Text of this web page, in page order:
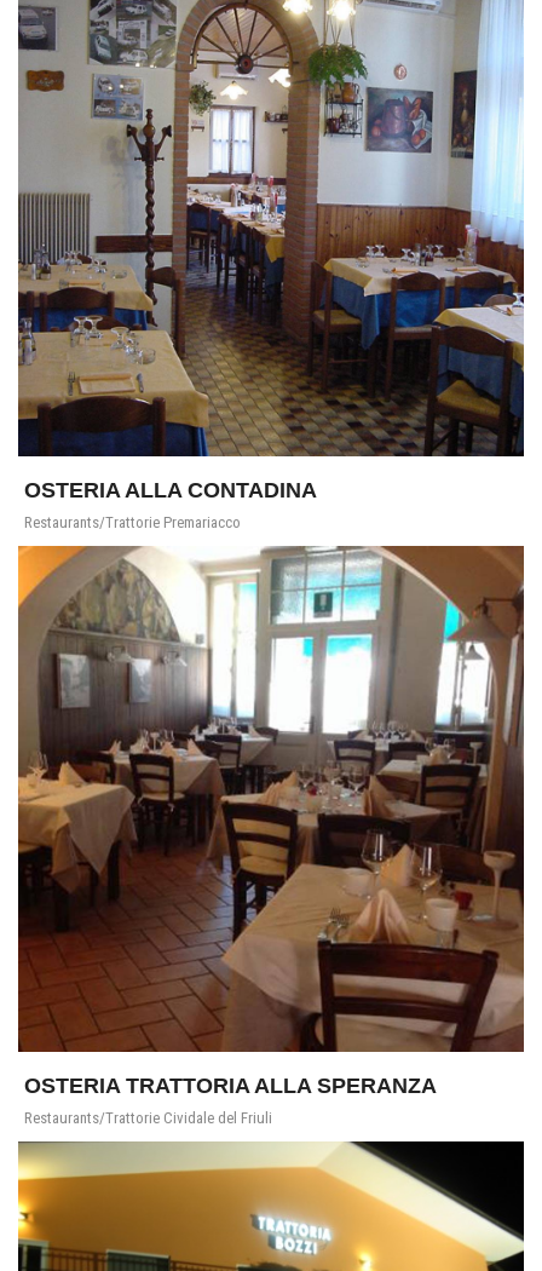
OSTERIA ALLA CONTADINA
Restaurants/Trattorie Premariacco
OSTERIA TRATTORIA ALLA SPERANZA
Restaurants/Trattorie Cividale del Friuli